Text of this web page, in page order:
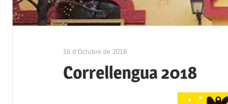
16 d'Octubre de 2018Ateneu Montbui
Correllengua 2018